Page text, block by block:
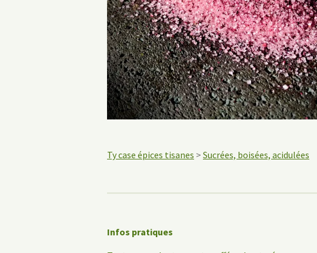
Ty case épices tisanes > Sucrées, boisées, acidulées
Infos pratiques